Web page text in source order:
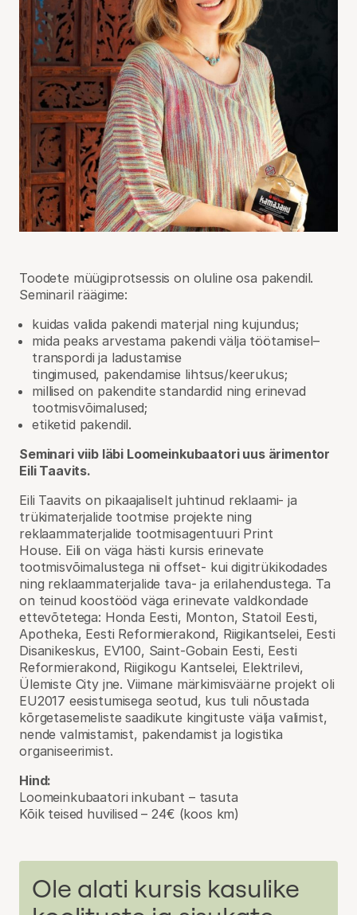
Toodete müügiprotsessis on oluline osa pakendil.
Seminaril räägime:
kuidas valida pakendi materjal ning kujundus;
mida peaks arvestama pakendi välja töötamisel–
transpordi ja ladustamise
tingimused, pakendamise lihtsus/keerukus;
millised on pakendite standardid ning erinevad
tootmisvõimalused;
etiketid pakendil.
Seminari viib läbi Loomeinkubaatori uus ärimentor
Eili Taavits.
Eili Taavits on pikaajaliselt juhtinud reklaami- ja
trükimaterjalide tootmise projekte ning
reklaammaterjalide tootmisagentuuri Print
House. Eili on väga hästi kursis erinevate
tootmisvõimalustega nii offset- kui digitrükikodades
ning reklaammaterjalide tava- ja erilahendustega. Ta
on teinud koostööd väga erinevate valdkondade
ettevõtetega: Honda Eesti, Monton, Statoil Eesti,
Apotheka, Eesti Reformierakond, Riigikantselei, Eesti
Disanikeskus, EV100, Saint-Gobain Eesti, Eesti
Reformierakond, Riigikogu Kantselei, Elektrilevi,
Ülemiste City jne. Viimane märkimisväärne projekt oli
EU2017 eesistumisega seotud, kus tuli nõustada
kõrgetasemeliste saadikute kingituste välja valimist,
nende valmistamist, pakendamist ja logistika
organiseerimist.
Hind:
Loomeinkubaatori inkubant – tasuta
Kõik teised huvilised – 24€ (koos km)
Ole alati kursis kasulike